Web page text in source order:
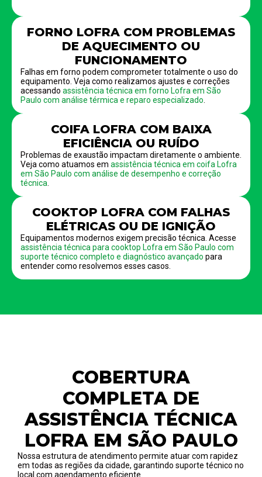
FORNO LOFRA COM PROBLEMAS
DE AQUECIMENTO OU
FUNCIONAMENTO
Falhas em forno podem comprometer totalmente o uso do
equipamento. Veja como realizamos ajustes e correções
acessando assistência técnica em forno Lofra em São
Paulo com análise térmica e reparo especializado
COIFA LOFRA COM BAIXA
EFICIÊNCIA OU RUÍDO
Problemas de exaustão impactam diretamente o ambiente.
Veja como atuamos em assistência técnica em coifa Lofra
em São Paulo com análise de desempenho e correção
técnica
COOKTOP LOFRA COM FALHAS
ELÉTRICAS OU DE IGNIÇÃO
Equipamentos modernos exigem precisão técnica. Acesse
assistência técnica para cooktop Lofra em São Paulo com
suporte técnico completo e diagnóstico avançado para
entender como resolvemos esses casos.
COBERTURA
COMPLETA DE
ASSISTÊNCIA TÉCNICA
LOFRA EM SÃO PAULO
Nossa estrutura de atendimento permite atuar com rapidez
em todas as regiões da cidade, garantindo suporte técnico no
local com agendamento eficiente.